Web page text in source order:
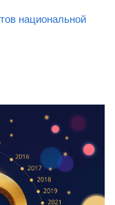
национальной